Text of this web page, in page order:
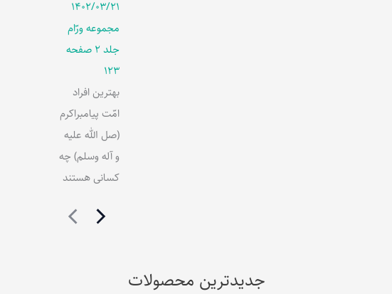
۱۴۰۲/۰۳/۲۱
مجموعه ورّام
جلد 2 صفحه
123
بهترین افراد
امّت پیامبراکرم
(صل الله علیه
و آله وسلم) چه
کسانی هستند
جدیدترین محصولات